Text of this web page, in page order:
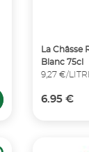
La Châsse
Blanc 75cl
9,27 €/
6.95 €